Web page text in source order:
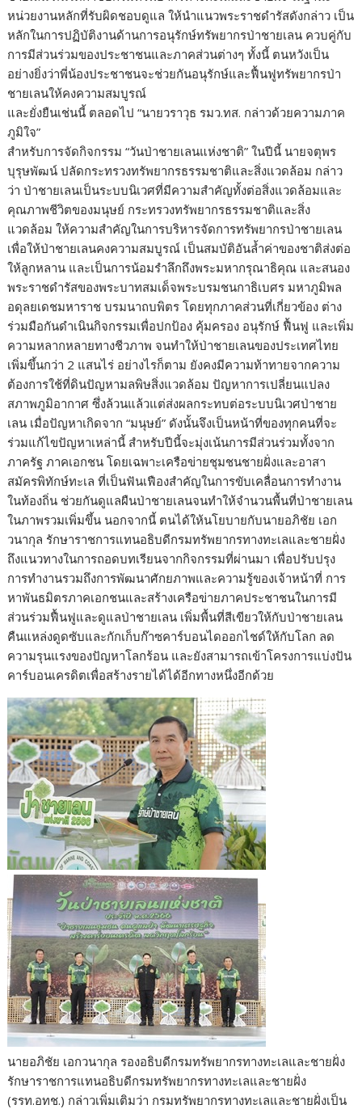
หน่วยงานหลักที่รับผิดชอบดูแล ให้นำแนวพระราชดำรัสดังกล่าว เป็น
หลักในการปฏิบัติงานด้านการอนุรักษ์ทรัพยากรป่าชายเลน ควบคู่กับ
การมีส่วนร่วมของประชาชนและภาคส่วนต่างๆ ทั้งนี้ ตนหวังเป็น
อย่างยิ่งว่าพี่น้องประชาชนจะช่วยกันอนุรักษ์และฟื้นฟูทรัพยากรป่า
ชายเลนให้คงความสมบูรณ์
และยั่งยืนเช่นนี้ ตลอดไป “นายวราวุธ รมว.ทส. กล่าวด้วยความภาค
ภูมิใจ”
สำหรับการจัดกิจกรรม “วันป่าชายเลนแห่งชาติ” ในปีนี้ นายจตุพร
บุรุษพัฒน์ ปลัดกระทรวงทรัพยากรธรรมชาติและสิ่งแวดล้อม กล่าว
ว่า ป่าชายเลนเป็นระบบนิเวศที่มีความสำคัญทั้งต่อสิ่งแวดล้อมและ
คุณภาพชีวิตของมนุษย์ กระทรวงทรัพยากรธรรมชาติและสิ่ง
แวดล้อม ให้ความสำคัญในการบริหารจัดการทรัพยากรป่าชายเลน
เพื่อให้ป่าชายเลนคงความสมบูรณ์ เป็นสมบัติอันล้ำค่าของชาติส่งต่อ
ให้ลูกหลาน และเป็นการน้อมรำลึกถึงพระมหากรุณาธิคุณ และสนอง
พระราชดำรัสของพระบาทสมเด็จพระบรมชนกาธิเบศร มหาภูมิพล
อดุลยเดชมหาราช บรมนาถบพิตร โดยทุกภาคส่วนที่เกี่ยวข้อง ต่าง
ร่วมมือกันดำเนินกิจกรรมเพื่อปกป้อง คุ้มครอง อนุรักษ์ ฟื้นฟู และเพิ่ม
ความหลากหลายทางชีวภาพ จนทำให้ป่าชายเลนของประเทศไทย
เพิ่มขึ้นกว่า 2 แสนไร่ อย่างไรก็ตาม ยังคงมีความท้าทายจากความ
ต้องการใช้ที่ดินปัญหามลพิษสิ่งแวดล้อม ปัญหาการเปลี่ยนแปลง
สภาพภูมิอากาศ ซึ่งล้วนแล้วแต่ส่งผลกระทบต่อระบบนิเวศป่าชาย
เลน เมื่อปัญหาเกิดจาก “มนุษย์” ดังนั้นจึงเป็นหน้าที่ของทุกคนที่จะ
ร่วมแก้ไขปัญหาเหล่านี้ สำหรับปีนี้จะมุ่งเน้นการมีส่วนร่วมทั้งจาก
ภาครัฐ ภาคเอกชน โดยเฉพาะเครือข่ายชุมชนชายฝั่งและอาสา
สมัครพิทักษ์ทะเล ที่เป็นฟันเฟืองสำคัญในการขับเคลื่อนการทำงาน
ในท้องถิ่น ช่วยกันดูแลผืนป่าชายเลนจนทำให้จำนวนพื้นที่ป่าชายเลน
ในภาพรวมเพิ่มขึ้น นอกจากนี้ ตนได้ให้นโยบายกับนายอภิชัย เอก
วนากุล รักษาราชการแทนอธิบดีกรมทรัพยากรทางทะเลและชายฝั่ง
ถึงแนวทางในการถอดบทเรียนจากกิจกรรมที่ผ่านมา เพื่อปรับปรุง
การทำงานรวมถึงการพัฒนาศักยภาพและความรู้ของเจ้าหน้าที่ การ
หาพันธมิตรภาคเอกชนและสร้างเครือข่ายภาคประชาชนในการมี
ส่วนร่วมฟื้นฟูและดูแลป่าชายเลน เพิ่มพื้นที่สีเขียวให้กับป่าชายเลน
คืนแหล่งดูดซับและกักเก็บก๊าซคาร์บอนไดออกไชด์ให้กับโลก ลด
ความรุนแรงของปัญหาโลกร้อน และยังสามารถเข้าโครงการแบ่งปัน
คาร์บอนเครดิตเพื่อสร้างรายได้ได้อีกทางหนึ่งอีกด้วย
นายอภิชัย เอกวนากุล รองอธิบดีกรมทรัพยากรทางทะเลและชายฝั่ง
รักษาราชการแทนอธิบดีกรมทรัพยากรทางทะเลและชายฝั่ง
(รรท.อทช.) กล่าวเพิ่มเติมว่า กรมทรัพยากรทางทะเลและชายฝั่งเป็น